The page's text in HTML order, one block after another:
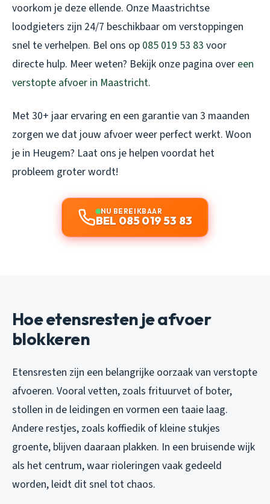
voorkom je deze ellende. Onze Maastrichtse
loodgieters zijn 24/7 beschikbaar om verstoppingen
snel te verhelpen. Bel ons op 085 019 53 83 voor
directe hulp. Meer weten? Bekijk onze pagina over een
verstopte afvoer in Maastricht.
Met 30+ jaar ervaring en een garantie van 3 maanden
zorgen we dat jouw afvoer weer perfect werkt. Woon
je in Heugem? Laat ons je helpen voordat het
probleem groter wordt!
NU BEREIKBAAR
BEL 085 019 53 83
Hoe etensresten je afvoer
blokkeren
Etensresten zijn een belangrijke oorzaak van verstopte
afvoeren. Vooral vetten, zoals frituurvet of boter,
stollen in de leidingen en vormen een taaie laag.
Andere restjes, zoals koffiedik of kleine stukjes
groente, blijven daaraan plakken. In een bruisende wijk
als het centrum, waar rioleringen vaak gedeeld
worden, leidt dit snel tot chaos.